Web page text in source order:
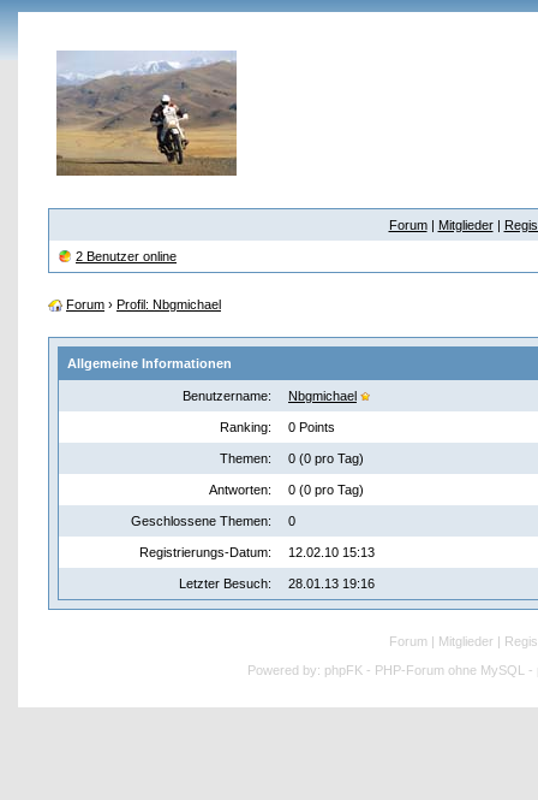
Forum| Mitglieder|
2 Benutzer online
Forum › Profil: Nbgmichael
Allgemeine Informationen
Benutzername: Nbgmichael
Ranking: 0 Points
Themen: 0 (0 pro Tag)
Antworten: 0 (0 pro Tag)
Geschlossene Themen: 0
Registrierungs-Datum: 12.02.10 15:13
Letzter Besuch: 28.01.13 19:16
Forum | Mitglieder |
Powered by: phpFK - PHP-Forum ohne MySQL -